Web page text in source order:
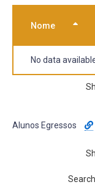
Nome
No data
Alunos Egressos